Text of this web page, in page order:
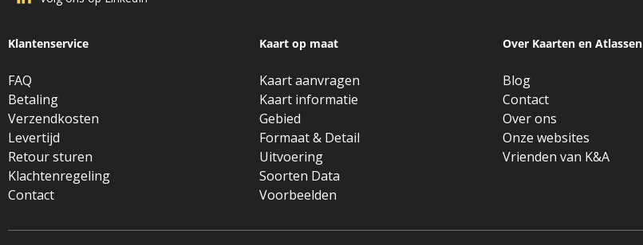
Klantenservice
FAQ
Betaling
Verzendkosten
Levertijd
Retour sturen
Klachtenregeling
Contact
Kaart op maat
Kaart aanvragen
Kaart informatie
Gebied
Formaat & Detail
Uitvoering
Soorten Data
Voorbeelden
Over Kaarten en Atlassen
Blog
Contact
Over ons
Onze websites
Vrienden van K&A